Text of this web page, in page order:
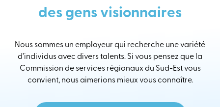
des gens visionnaires
Nous sommes un employeur qui recherche une variété
d’individus avec divers talents. Si vous pensez que la
Commission de services régionaux du Sud-Est vous
convient, nous aimerions mieux vous connaître.